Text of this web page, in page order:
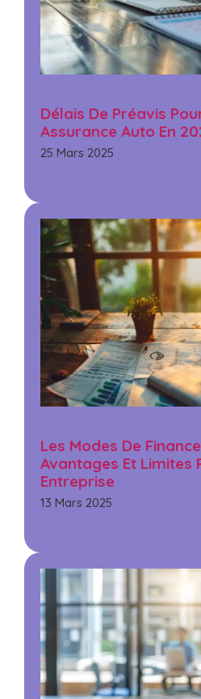
Délais De Préavis
Assurance Auto En
25 Mars 2025
Les Modes De
Avantages Et Limites
Entreprise
13 Mars 2025